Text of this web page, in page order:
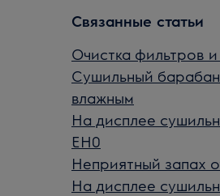
Связанные статьи
Очистка фильтров
Сушильный барабан
влажным
На дисплее
EH0
Неприятный запах
На дисплее